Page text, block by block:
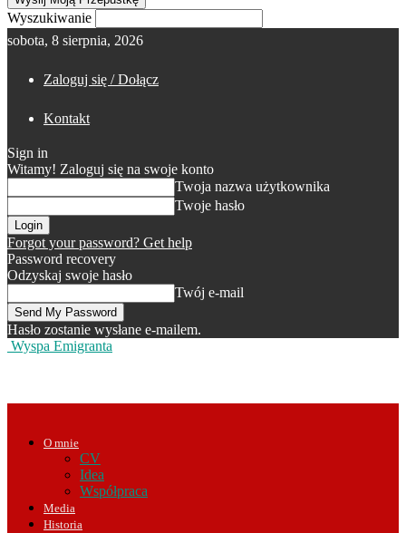
Wyszukiwanie
sobota, 8 sierpnia, 2026
Zaloguj się / Dołącz
Kontakt
Sign in
Witamy! Zaloguj się na swoje konto
Twoja nazwa użytkownika
Twoje hasło
Forgot your password? Get help
Password recovery
Odzyskaj swoje hasło
Twój e-mail
Hasło zostanie wysłane e-mailem.
Wyspa Emigranta
O mnie
CV
Idea
Współpraca
Media
Historia